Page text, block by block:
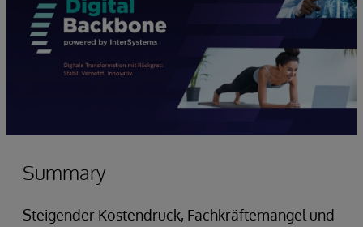
Summary
Steigender Kostendruck, Fachkräftemangel und